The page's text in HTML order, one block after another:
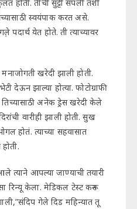
होती. तीची सुट्टी संपली तशी
स्वयंपाक करत असे.
पदार्थ येत होते. ती त्याच्यावर
मनाजोगती खरेदी झाली होती.
देऊन झाल्या होत्या. फोटोग्राफी
तिच्यासाठी अनेक ड्रेस खरेदी केले
वारीही झाली होती. सुख
होतं. त्याच्या सहवासात
त्याने आपल्या जाण्याची तयारी
रिन्यू केला. मेडिकल टेस्ट करून
गेले दिड महिन्यात तू